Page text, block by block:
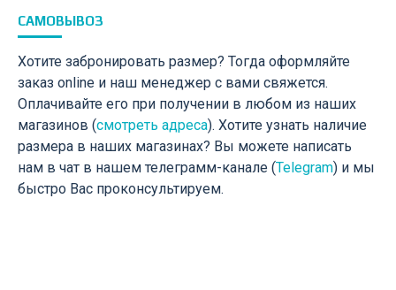
САМОВЫВОЗ
Хотите забронировать размер? Тогда оформляйте
заказ online и наш менеджер с вами свяжется.
Оплачивайте его при получении в любом из наших
магазинов (смотреть адреса). Хотите узнать наличие
размера в наших магазинах? Вы можете написать
нам в чат в нашем телеграмм-канале (Telegram) и мы
быстро Вас проконсультируем.